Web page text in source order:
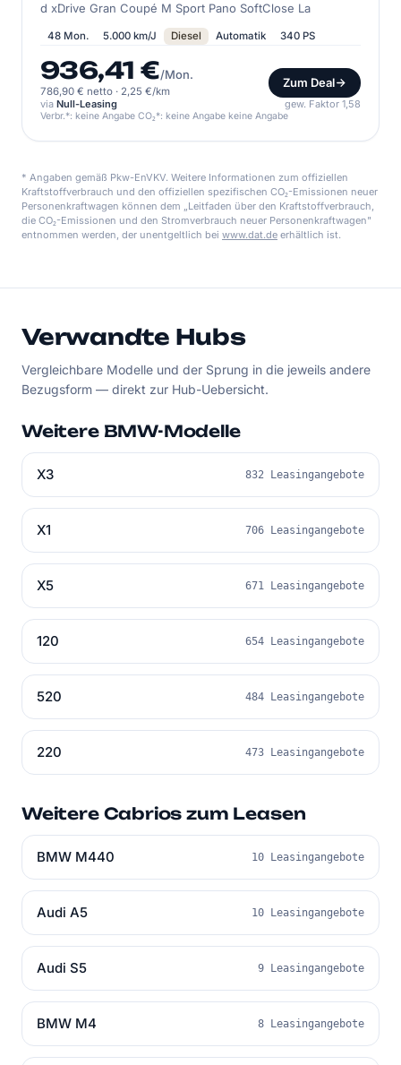
d xDrive Gran Coupé M Sport Pano SoftClose La
48 Mon. 5.000 km/J Diesel Automatik 340 PS
936,41 €/Mon.
786,90 € netto · 2,25 €/km
Zum Deal
via Null-Leasing gew. Faktor 1,58
Verbr.*: keine Angabe CO₂*: keine Angabe keine Angabe
* Angaben gemäß Pkw-EnVKV. Weitere Informationen zum offiziellen
Kraftstoffverbrauch und den offiziellen spezifischen CO₂-Emissionen neuer
Personenkraftwagen können dem „Leitfaden über den Kraftstoffverbrauch,
die CO₂-Emissionen und den Stromverbrauch neuer Personenkraftwagen"
entnommen werden, der unentgeltlich bei www.dat.de erhältlich ist.
Verwandte Hubs
Vergleichbare Modelle und der Sprung in die jeweils andere
Bezugsform — direkt zur Hub-Uebersicht.
Weitere BMW-Modelle
X3 832 Leasingangebote
X1 706 Leasingangebote
X5 671 Leasingangebote
120 654 Leasingangebote
520 484 Leasingangebote
220 473 Leasingangebote
Weitere Cabrios zum Leasen
BMW M440 10 Leasingangebote
Audi A5 10 Leasingangebote
Audi S5 9 Leasingangebote
BMW M4 8 Leasingangebote